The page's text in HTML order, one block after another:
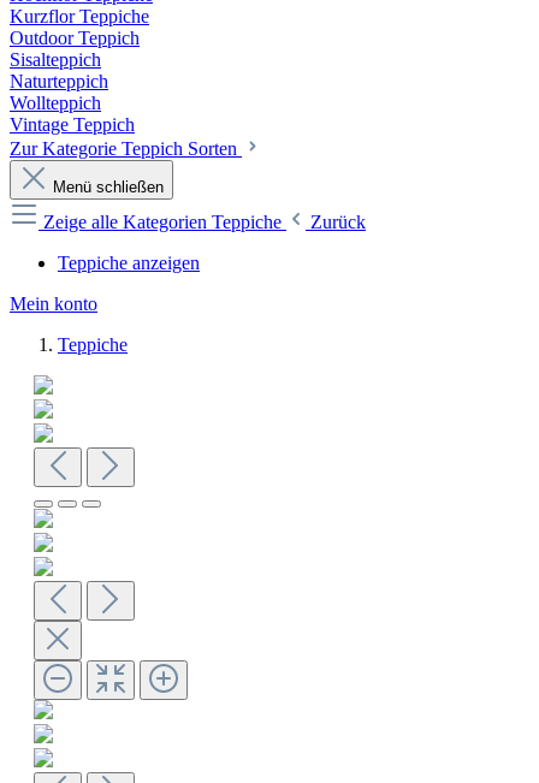
Kurzflor Teppiche
Outdoor Teppich
Sisalteppich
Naturteppich
Wollteppich
Vintage Teppich
Zur Kategorie Teppich Sorten
Menü schließen
Zeige alle Kategorien Teppiche
Zurück
Teppiche anzeigen
Mein konto
Teppiche